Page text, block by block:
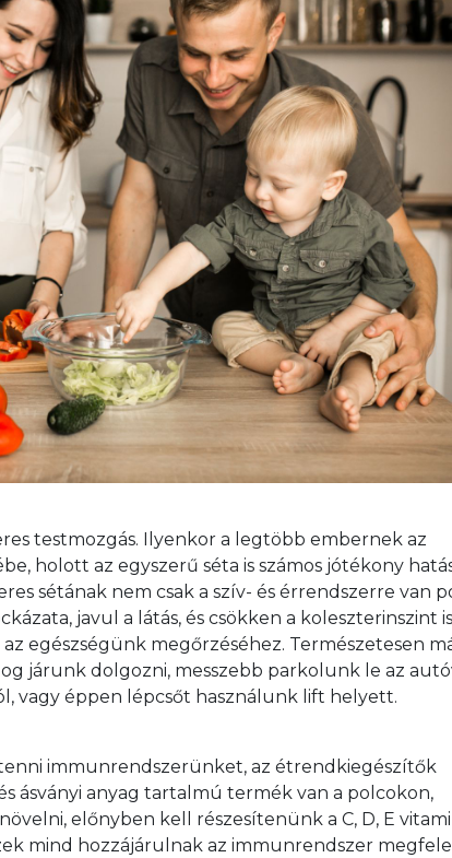
testmozgás. Ilyenkor a legtöbb embernek az
holott az egyszerű séta is számos jótékony
sétának nem csak a szív- és érrendszerre van
javul a látás, és csökken a koleszterinszint
egészségünk megőrzéséhez. Természetesen
járunk dolgozni, messzebb parkolunk le az
vagy éppen lépcsőt használunk lift helyett.
immunrendszerünket, az étrendkiegészítők
ásványi anyag tartalmú termék van a polcokon,
előnyben kell részesítenünk a C, D, E
mind hozzájárulnak az immunrendszer